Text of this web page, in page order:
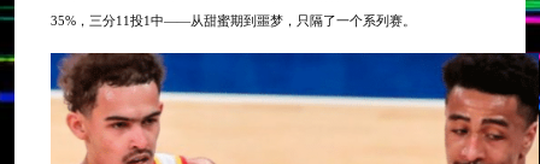
35%，三分11投1中——从甜蜜期到噩梦，只隔了一个系列赛。